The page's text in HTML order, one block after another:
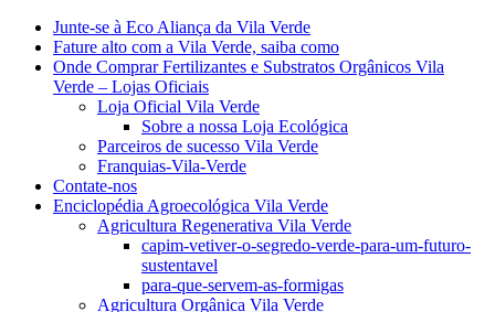
Junte-se à Eco Aliança da Vila Verde
Fature alto com a Vila Verde, saiba como
Onde Comprar Fertilizantes e Substratos Orgânicos Vila
Verde – Lojas Oficiais
Loja Oficial Vila Verde
Sobre a nossa Loja Ecológica
Parceiros de sucesso Vila Verde
Franquias-Vila-Verde
Contate-nos
Enciclopédia Agroecológica Vila Verde
Agricultura Regenerativa Vila Verde
capim-vetiver-o-segredo-verde-para-um-futuro-
sustentavel
para-que-servem-as-formigas
Agricultura Orgânica Vila Verde